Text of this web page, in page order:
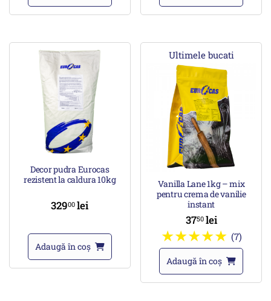
Decor pudra Eurocas
rezistent la caldura 10kg
32900lei
Adaugă în coș
Ultimele bucati
Vanilla Lane 1kg – mix
pentru crema de vanilie
instant
3750 lei
(7)
Adaugă în coș